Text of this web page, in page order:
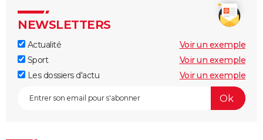
NEWSLETTERS
Actualité
Voir un exemple
Sport
Voir un exemple
Les dossiers d'actu
Voir un exemple